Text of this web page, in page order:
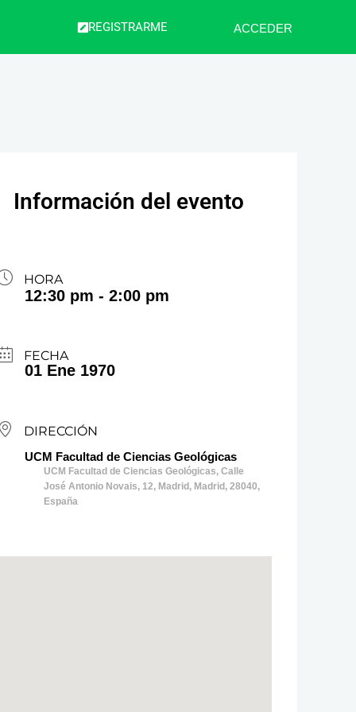
REGISTRARME ACCEDER
Información del evento
HORA
12:30 pm - 2:00 pm
FECHA
01 Ene 1970
DIRECCIÓN
UCM Facultad de Ciencias Geológicas
UCM Facultad de Ciencias Geológicas, Calle
José Antonio Novais, 12, Madrid, Madrid, 28040,
España